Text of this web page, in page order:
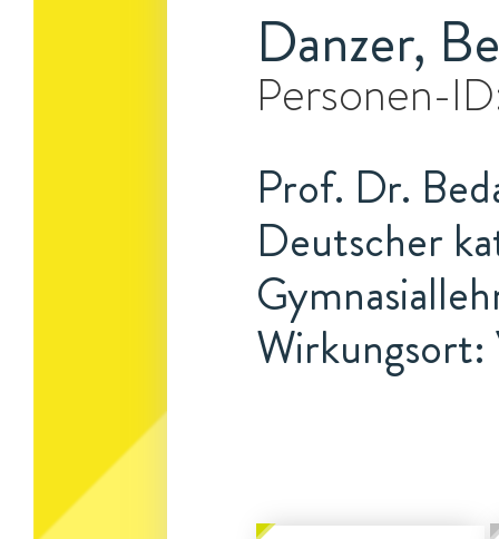
Danzer,
Personen-
Prof. Dr.
Deutscher